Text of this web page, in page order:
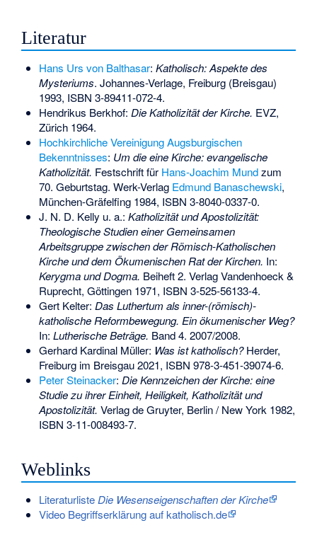
Literatur
Hans Urs von Balthasar: Katholisch: Aspekte des
Mysteriums. Johannes-Verlage, Freiburg (Breisgau)
1993, ISBN 3-89411-072-4.
Hendrikus Berkhof: Die Katholizität der Kirche. EVZ,
Zürich 1964.
Hochkirchliche Vereinigung Augsburgischen
Bekenntnisses: Um die eine Kirche: evangelische
Katholizität. Festschrift für Hans-Joachim Mundzum
70. Geburtstag. Werk-Verlag Edmund Banaschewski,
München-Gräfelfing 1984, ISBN 3-8040-0337-0.
J. N. D. Kelly u. a.: Katholizität und Apostolizität:
Theologische Studien einer Gemeinsamen
Arbeitsgruppe zwischen der Römisch-Katholischen
Kirche und dem Ökumenischen Rat der Kirchen. In:
Kerygma und Dogma. Beiheft 2. Verlag Vandenhoeck &
Ruprecht, Göttingen 1971, ISBN 3-525-56133-4.
Gert Kelter: Das Luthertum als inner-(römisch)-
katholische Reformbewegung. Ein ökumenischer Weg?
In: Lutherische Beträge. Band 4. 2007/2008.
Gerhard Kardinal Müller: Was ist katholisch?Herder,
Freiburg im Breisgau 2021, ISBN 978-3-451-39074-6.
Peter Steinacker: Die Kennzeichen der Kirche: eine
Studie zu ihrer Einheit, Heiligkeit, Katholizität und
Apostolizität. Verlag de Gruyter, Berlin / New York 1982,
ISBN 3-11-008493-7.
Weblinks
LiteraturlisteDie Wesenseigenschaften der Kirche
Video Begriffserklärung auf katholisch.de